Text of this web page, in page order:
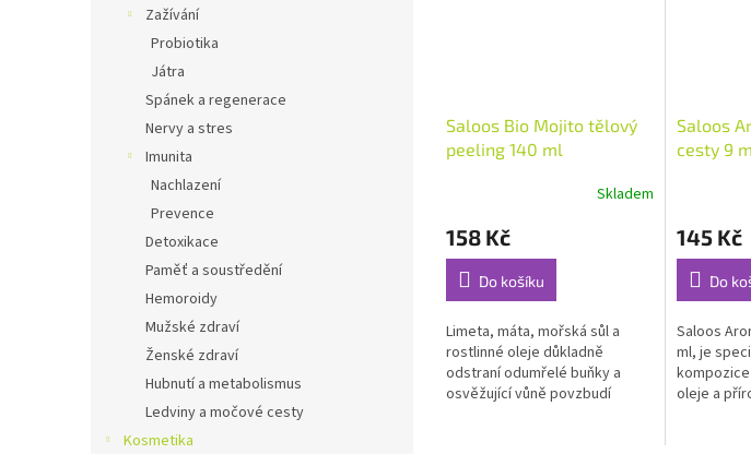
Zažívání
Probiotika
Játra
Spánek a regenerace
Nervy a stres
Imunita
Nachlazení
Prevence
Detoxikace
Paměť a soustředění
Hemoroidy
Mužské zdraví
Ženské zdraví
Hubnutí a metabolismus
Ledviny a močové cesty
Kosmetika
Saloos Bio Mojito tělový
peeling 140 ml
produktu
je
4,9
z
5
hvězdiček.
Skladem
158 Kč
Do košíku
Limeta, máta, mořská sůl a
rostlinné oleje důkladně
odstraní odumřelé buňky a
osvěžující vůně povzbudí
Saloos
cesty 9
produktu
je
4,8
z
5
hvězdiček.
145 Kč
Do
Saloos
ml, je
oleje a